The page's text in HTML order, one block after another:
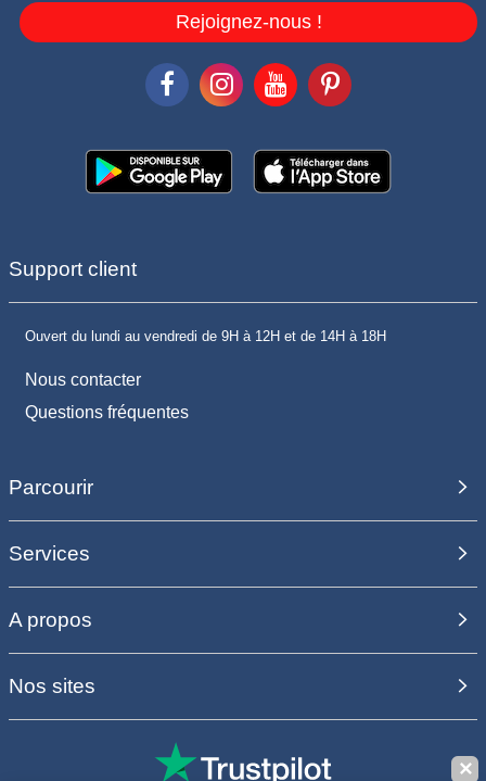
Rejoignez-nous !
Support client
Ouvert du lundi au vendredi de 9H à 12H et de 14H à 18H
Nous contacter
Questions fréquentes
Parcourir
Services
A propos
Nos sites
✕